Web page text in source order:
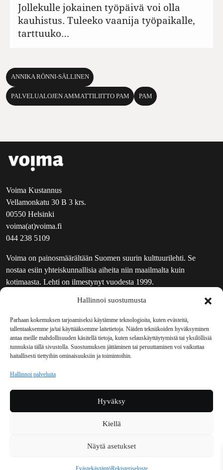
Hallinnoi suostumusta
Parhaan kokemuksen tarjoamiseksi käytämme teknologioita, kuten evästeitä,
tallentaaksemme ja/tai käyttääksemme laitetietoja. Näiden tekniikoiden hyväksyminen
antaa meille mahdollisuuden käsitellä tietoja, kuten selauskäyttäytymistä tai yksilöllisiä
tunnuksia tällä sivustolla. Suostumuksen jättäminen tai peruuttaminen voi vaikuttaa
haitallisesti tiettyihin ominaisuuksiin ja toimintoihin.
Hallinnoi palveluita
Hyväksy
Kiellä
Näytä asetukset
EvästekäytäntöRekisteriseloste
Jollekulle jokainen työpäivä voi olla
kauhistus. Tuleeko vaanija työpaikalle,
tarttuuko…
ANNIKA RÖNNI-SÄLLINEN
PALVELUALOJEN AMMATTILIITTO PAM PAM
Voima Kustannus
Vellamonkatu 30 B 3 krs.
00550 Helsinki
voima(at)voima.fi
044 238 5109
Voima on painosmäärältään Suomen suurin kulttuurilehti. Se
nostaa esiin yhteiskunnallisia aiheita niin maailmalta kuin
kotimaasta. Lehti on ilmestynyt vuodesta 1999.
UUTISKIRJE
MAINOSTAJILLE
VASTAMAINOKSET
JAKELUPAIKAT
REKISTERISELOSTE
TILAUKSEN PERUUTUSPYYNTÖ
TILAUSOHJEET JA -EHDOT